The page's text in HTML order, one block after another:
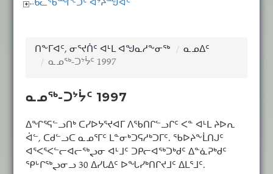
ᑲᓚᖃᙱᑦᑐᑦ ᐊᔾᔨᙳᐊᑦ
ᑎᖕᒥᐊᑦ, ᓂᕐᔪᑏᑦ ᐊᒻᒪ ᐊᖑᓇᓱᖕᓂᖅ
ᓇᓄᐃᑦ
ᓇᓄᖅ-ᑐᔾᔮᑦ 1997
ᓇᓄᖅ-ᑐᔾᔮᑦ 1997
ᐃᖏᕐᕋᓪᓗᑎᒃ ᑕᓯᐅᔭᕐᔪᐊᒥ ᐱᖃᑎᒋᓪᓗᒋᑦ ᐸᓐ ᐊᒻᒪ ᔨᐅᕆ
ᐋᓪ, ᑕᑯᓪᓗᑕ ᓇᓄᕐᒥᑦ ᒪᓐᓂᒃᑐᕋᓱᒃᑐᒥᑦ. ᖃᐅᔨᖕᒫᑎᒍᑦ
ᐊᕐᐸᕐᐸᓪᓕᐊᓕᖅᖢᓂ ᐊᒻᒧᑦ ᑐᑭᓕᐊᖅᑐᒃᑯᑦ ᐃᓐᓈᕈᒃᑯᑦ
ᕿᒡᒋᖅᖢᓂᓗ 30 ᐃᓯᒐᐃᑦ ᐅᖓᓯᒃᑎᒋᔪᒧᑦ ᐃᒪᕐᒧᑦ.